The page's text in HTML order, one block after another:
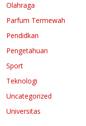
Olahraga
Parfum Termewah
Pendidkan
Pengetahuan
Sport
Teknologi
Uncategorized
Universitas